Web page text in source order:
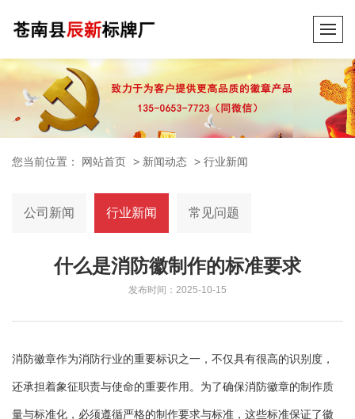
您当前位置： 网站首页 > 新闻动态 > 行业新闻
公司新闻 行业新闻 常见问题
什么是消防徽制作的标准要求
发布时间：2025-10-15
消防徽章作为消防行业的重要标识之一，不仅具有很高的识别度，
还承担着象征职责与使命的重要作用。为了确保消防徽章的制作质
量与标准化，必须遵循严格的制作要求与标准，这些标准保证了徽